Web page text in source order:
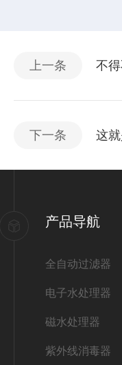
上一条 不
下一条 这
产品导航
全自动过滤器
电子水处理器
磁水处理器
紫外线消毒器